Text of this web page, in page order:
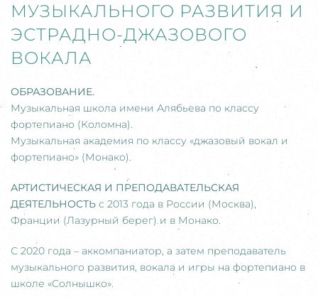
МУЗЫКАЛЬНОГО РАЗВИТИЯ И
ЭСТРАДНО-ДЖАЗОВОГО
ВОКАЛА
ОБРАЗОВАНИЕ.
Музыкальная школа имени Алябьева по классу
фортепиано (Коломна).
Музыкальная академия по классу «джазовый вокал и
фортепиано» (Монако).
АРТИСТИЧЕСКАЯ И ПРЕПОДАВАТЕЛЬСКАЯ
ДЕЯТЕЛЬНОСТЬ с 2013 года в России (Москва),
Франции (Лазурный берег) и в Монако.
С 2020 года – аккомпаниатор, а затем преподаватель
музыкального развития, вокала и игры на фортепиано в
школе «Солнышко».